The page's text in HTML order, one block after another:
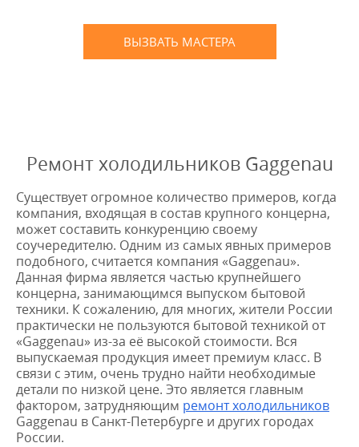
ВЫЗВАТЬ МАСТЕРА
Ремонт холодильников Gaggenau
Существует огромное количество примеров, когда
компания, входящая в состав крупного концерна,
может составить конкуренцию своему
соучередителю. Одним из самых явных примеров
подобного, считается компания «Gaggenau».
Данная фирма является частью крупнейшего
концерна, занимающимся выпуском бытовой
техники. К сожалению, для многих, жители России
практически не пользуются бытовой техникой от
«Gaggenau» из-за её высокой стоимости. Вся
выпускаемая продукция имеет премиум класс. В
связи с этим, очень трудно найти необходимые
детали по низкой цене. Это является главным
фактором, затрудняющим ремонт холодильников
Gaggenau в Санкт-Петербурге и других городах
России.